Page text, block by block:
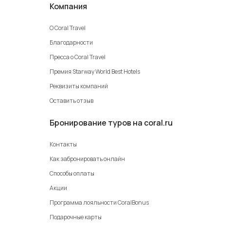
Компания
О Coral Travel
Благодарности
Пресса о Coral Travel
Премия Starway World Best Hotels
Реквизиты компаний
Оставить отзыв
Бронирование туров на coral.ru
Контакты
Как забронировать онлайн
Способы оплаты
Акции
Программа лояльности CoralBonus
Подарочные карты